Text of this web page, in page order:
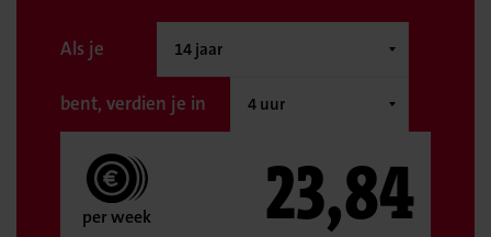
Als je
bent, verdien je in
per week 23,84